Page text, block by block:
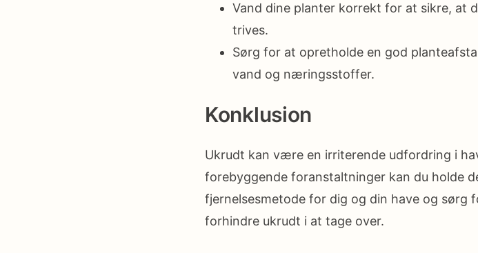
Vand dine planter korrekt for at sikre,
trives.
Sørg for at opretholde en god
vand og næringsstoffer.
Konklusion
Ukrudt kan være en irriterende udfordring i
forebyggende foranstaltninger kan du holde
fjernelsesmetode for dig og din have og sørg
forhindre ukrudt i at tage over.